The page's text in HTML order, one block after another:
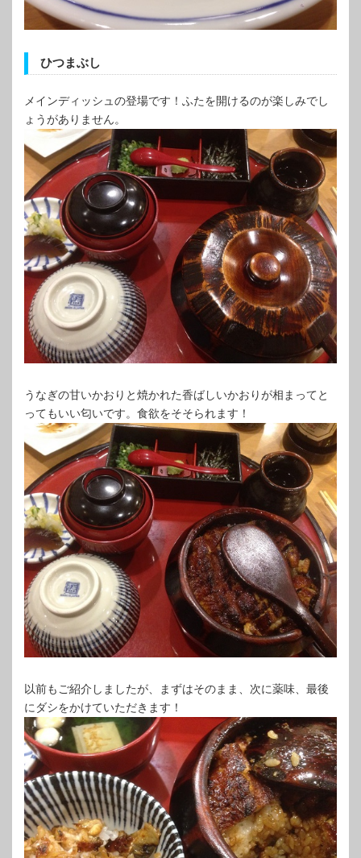
ひつまぶし
メインディッシュの登場です！ふたを開けるのが楽しみでし
ょうがありません。
うなぎの甘いかおりと焼かれた香ばしいかおりが相まってと
ってもいい匂いです。食欲をそそられます！
以前もご紹介しましたが、まずはそのまま、次に薬味、最後
にダシをかけていただきます！